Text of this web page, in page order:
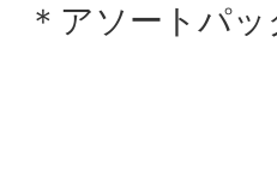
＊アソートパ